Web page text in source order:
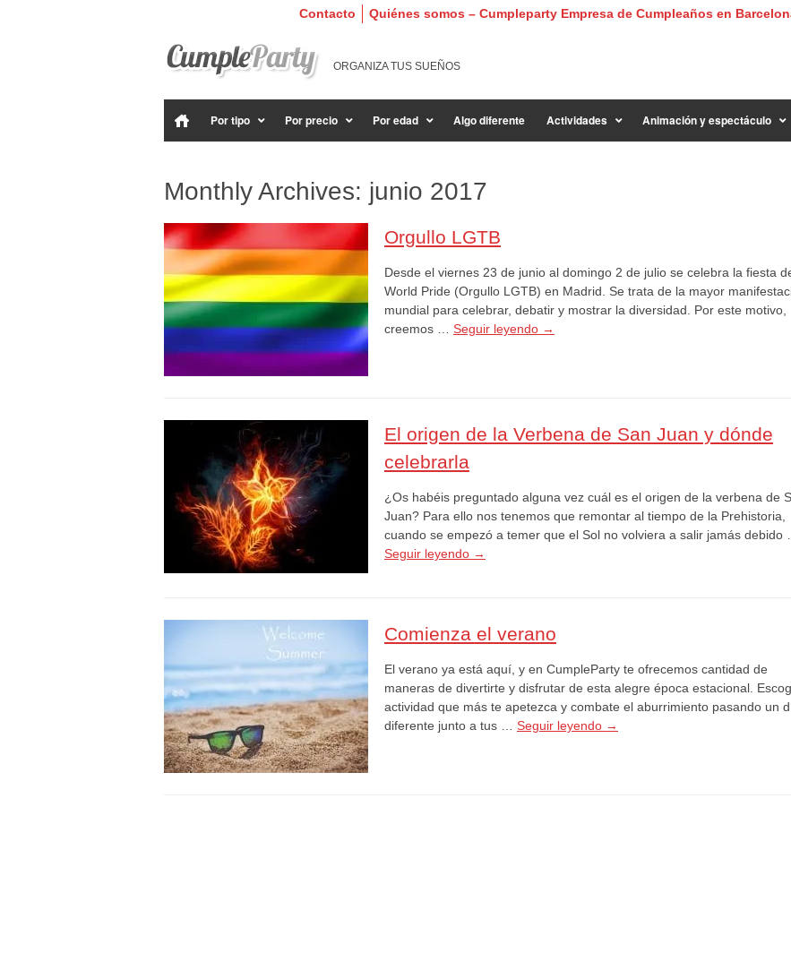
Quiénes somos – Cumpleparty Empresa de Cumpleaños en
Contacto
ORGANIZA TUS SUEÑOS
Por tipo Por precio Por edad Algo diferente Actividades Animación y espectáculo
Monthly Archives: junio 2017
Orgullo LGTB
Desde el viernes 23 de junio al domingo 2 de julio se celebra la fiesta
World Pride (Orgullo LGTB) en Madrid. Se trata de la mayor
mundial para celebrar, debatir y mostrar la diversidad. Por este motivo,
creemos … Seguir leyendo →
El origen de la Verbena de San Juan y dónde
celebrarla
¿Os habéis preguntado alguna vez cuál es el origen de la verbena de
Juan? Para ello nos tenemos que remontar al tiempo de la Prehistoria,
cuando se empezó a temer que el Sol no volviera a salir jamás debido …
Seguir leyendo →
Comienza el verano
El verano ya está aquí, y en CumpleParty te ofrecemos cantidad de
maneras de divertirte y disfrutar de esta alegre época estacional.
actividad que más te apetezca y combate el aburrimiento pasando un
diferente junto a tus … Seguir leyendo →